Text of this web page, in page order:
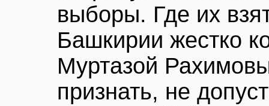
выборы. Где их
Башкирии жестко
Муртазой
признать, не